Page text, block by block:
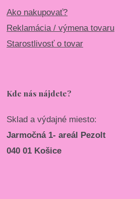
Ako nakupovať?
Reklamácia / výmena tovaru
Starostlivosť o tovar
Kde nás nájdete?
Sklad a výdajné miesto:
Jarmočná 1- areál Pezolt
040 01 Košice